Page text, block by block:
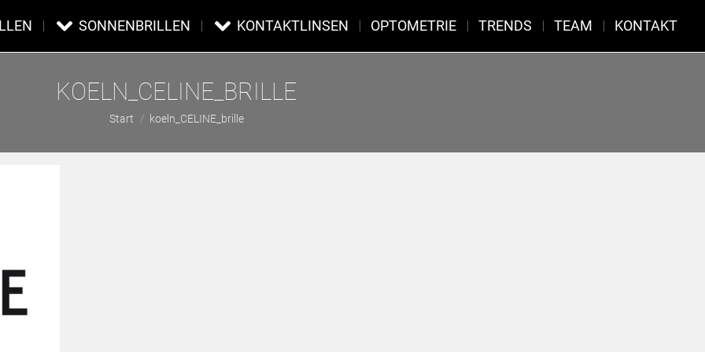
SONNENBRILLEN KONTAKTLINSEN OPTOMETRIE TRENDS TEAM KONTAKT
KOELN_CELINE_BRILLE
Sie befinden sich hier:
Start koeln_CELINE_brille